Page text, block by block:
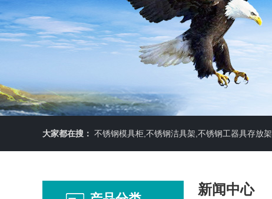
大家都在搜： 不锈钢模具柜,不锈钢洁具架,不锈钢工器具存放架
新闻中心